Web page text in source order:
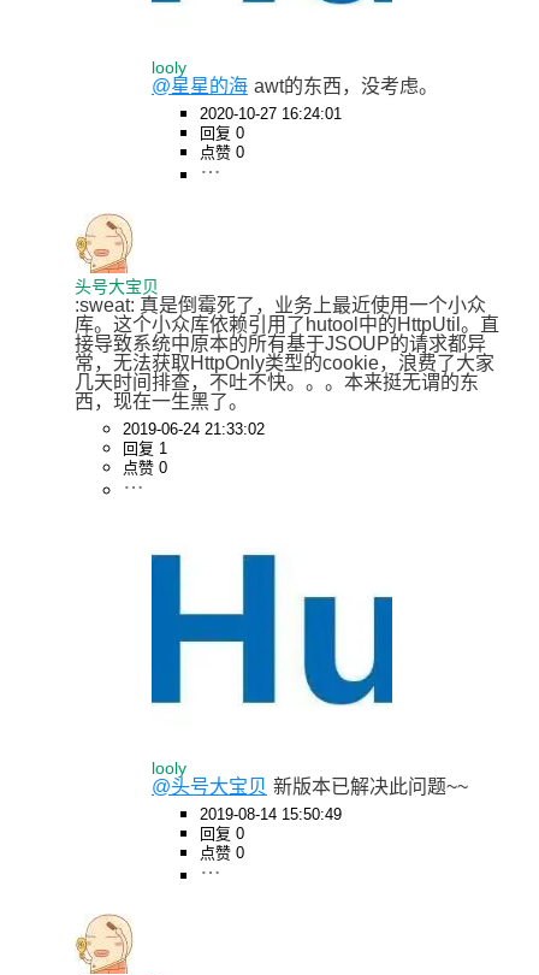
looly
@星星的海 awt的东西，没考虑。
2020-10-27 16:24:01
回复 0
点赞 0
头号大宝贝
:sweat: 真是倒霉死了，业务上最近使用一个小众
库。这个小众库依赖引用了hutool中的HttpUtil。直
接导致系统中原本的所有基于JSOUP的请求都异
常，无法获取HttpOnly类型的cookie，浪费了大家
几天时间排查，不吐不快。。。本来挺无谓的东
西，现在一生黑了。
2019-06-24 21:33:02
回复 1
点赞 0
looly
@头号大宝贝 新版本已解决此问题~~
2019-08-14 15:50:49
回复 0
点赞 0